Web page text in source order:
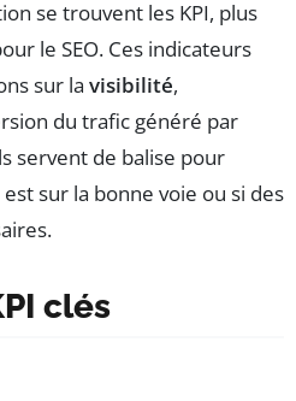
se trouvent les KPI, plus
le SEO. Ces indicateurs
sur la visibilité,
du trafic généré par
servent de balise pour
sur la bonne voie ou si des
clés